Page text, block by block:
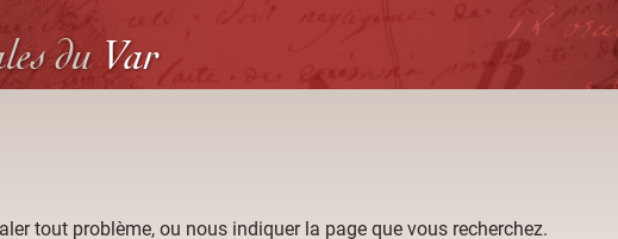
du Var
tout problème, ou nous indiquer la page que vous recherchez.